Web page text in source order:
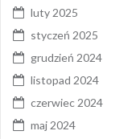
luty 2025
styczeń 2025
grudzień 2024
listopad 2024
czerwiec 2024
maj 2024